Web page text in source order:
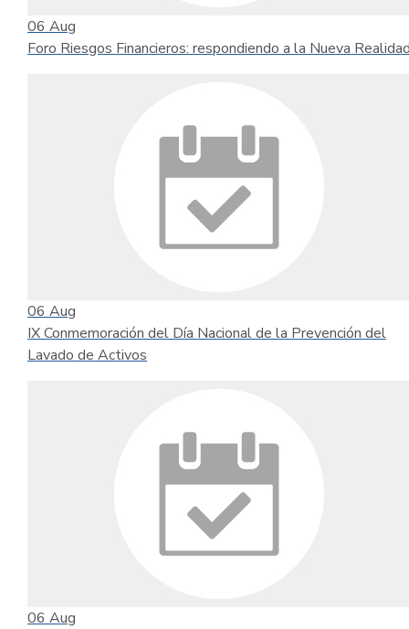
06 Aug
Foro Riesgos Financieros: respondiendo a la Nueva
06 Aug
IX Conmemoración del Día Nacional de la Prevención del
Lavado de Activos
06 Aug